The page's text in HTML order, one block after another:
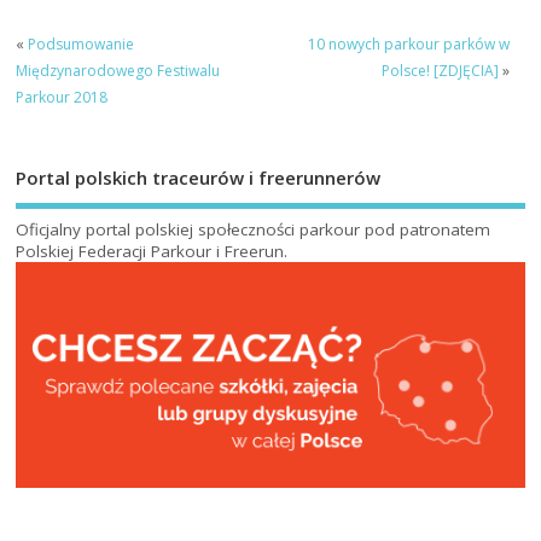
« Podsumowanie
Międzynarodowego Festiwalu
Parkour 2018
10 nowych parkour parków w
Polsce! [ZDJĘCIA] »
Portal polskich traceurów i freerunnerów
Oficjalny portal polskiej społeczności parkour pod patronatem
Polskiej Federacji Parkour i Freerun.